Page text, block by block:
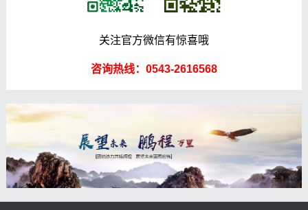
关注官方微信有惊喜哦
咨询热线：0543-2616568